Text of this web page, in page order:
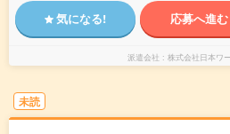
気になる! 応募へ進む
派遣会社 株式会社日本ワ
未読